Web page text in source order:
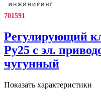
701591
Регулирующий
Ру25 с эл.
чугунный
Показать характеристики